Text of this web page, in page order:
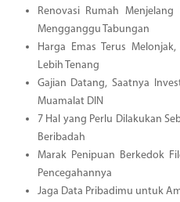
Renovasi Rumah
Mengganggu Tabungan
Harga Emas Terus
Lebih Tenang
Gajian Datang, Saatnya
Muamalat DIN
7 Hal yang Perlu Dilakukan
Beribadah
Marak Penipuan Berkedok
Pencegahannya
Jaga Data Pribadimu untuk